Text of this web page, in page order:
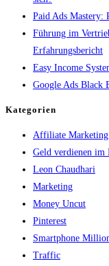
Paid Ads Mastery:
Führung im
Erfahrungsbericht
Easy Income
Google Ads Black
Kategorien
Affiliate Marketing
Geld verdienen im
Leon Chaudhari
Marketing
Money Uncut
Pinterest
Smartphone
Traffic